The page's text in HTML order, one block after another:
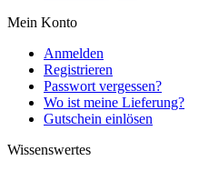
Mein Konto
Anmelden
Registrieren
Passwort vergessen?
Wo ist meine Lieferung?
Gutschein einlösen
Wissenswertes